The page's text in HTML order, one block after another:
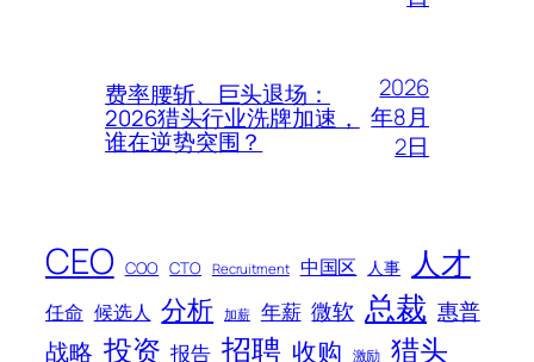
费率腰斩、巨头退场：
2026猎头行业洗牌加速，
谁在逆势突围？
2026
年8月
2日
CEO COO CTO Recruitment 中国区 人事 人才
任命 候选人 分析 加薪 年薪 微软 总裁 惠普
战略 投资 报告 招聘 收购 激励 猎头